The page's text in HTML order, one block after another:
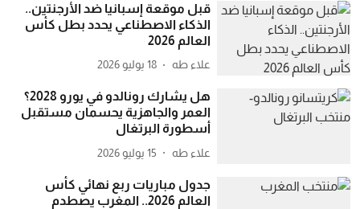
قبل موقعة إسبانيا ضد الأرجنتين..
الذكاء الاصطناعي يحدد بطل كأس
العالم 2026
علاء طه 18 يوليو 2026
هل يشارك رونالدو في يورو 2028؟
العمر والجاهزية يحسمان مستقبل
أسطورة البرتغال
علاء طه 15 يوليو 2026
جدول مباريات ربع نهائي كأس
العالم 2026.. المغرب يصطدم